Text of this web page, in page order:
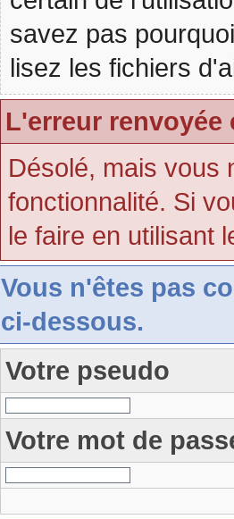
savez pas
lisez les fichiers
L'erreur renvoyée
Désolé, mais vous
fonctionnalité. Si
le faire en utilisant
Vous n'êtes pas
ci-dessous.
Votre pseudo
Votre mot de